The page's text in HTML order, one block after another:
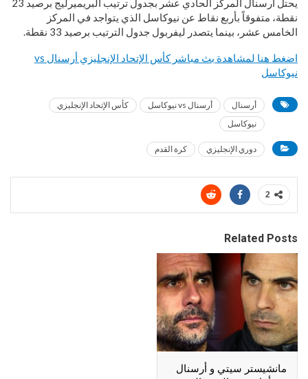
يحتل أرسنال المركز الحادي عشر بجدول ترتيب البريميرليج برصيد 23
نقطة، متفوقاً بأربع نقاط عن نيوكاسل الذي يتواجد في المركز
الخامس عشر، بينما يتصدر ليفربول جدول الترتيب برصيد 33 نقطة.
اضغط هنا لمشاهدة بث مباشر كأس الإتحاد الإنجليزي أرسنال vs
نيوكاسل
أرسنال أرسنال vs نيوكاسل
كأس الإتحاد الإنجليزي
نيوكاسل
دوري الإنجليزي كرة القدم
2
Related Posts
مانشيستر سيتي و أرسنال